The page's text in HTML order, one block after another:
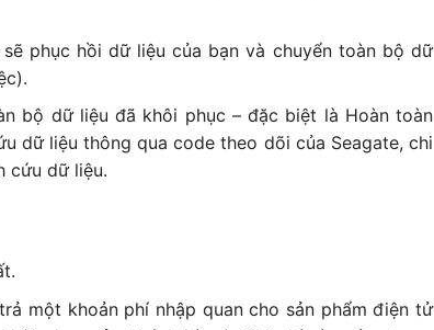
phục hồi dữ liệu của bạn và chuyển toàn bộ dữ
bộ dữ liệu đã khôi phục – đặc biệt là Hoàn toàn
dữ liệu thông qua code theo dõi của Seagate, chi
cứu dữ liệu.
một khoản phí nhập quan cho sản phẩm điện tử